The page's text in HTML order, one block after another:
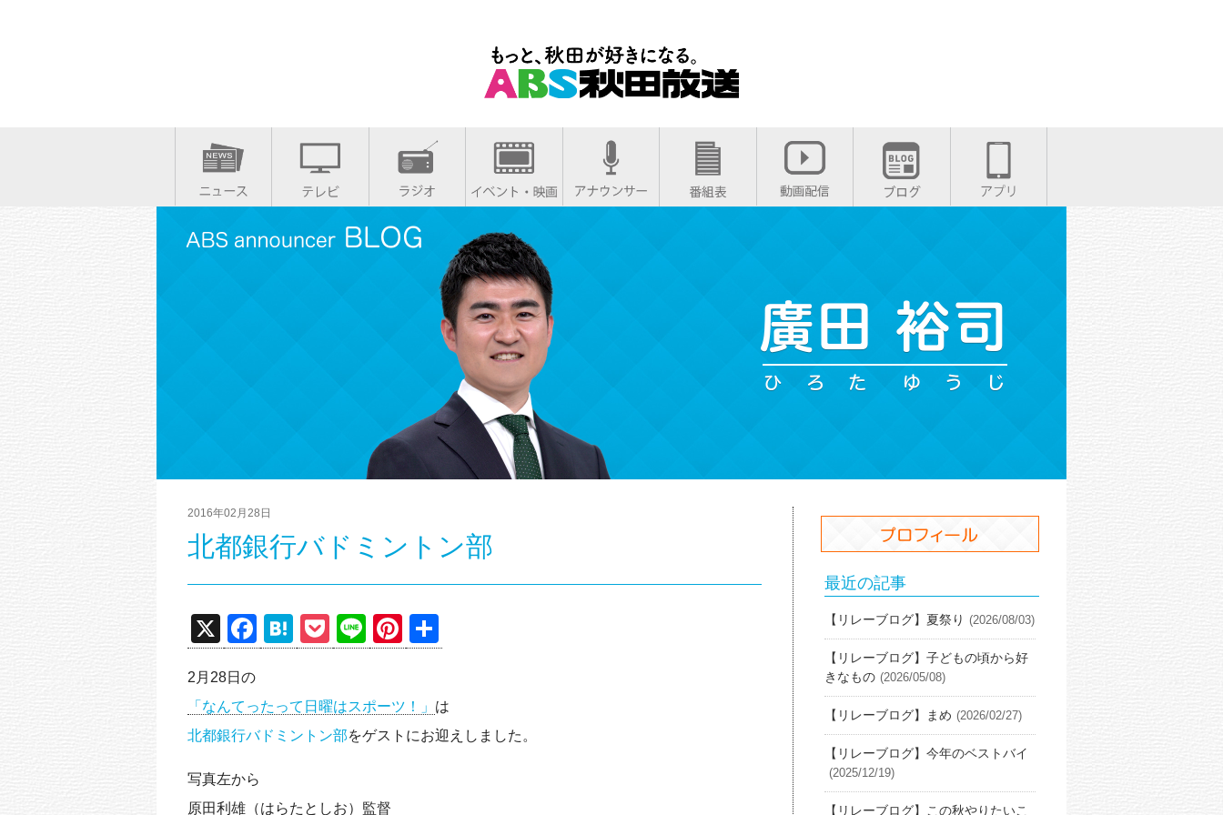
2016年02月28日
北都銀行バドミントン部
X
F
a
e
b
o
o
H
at
n
a
P
o
et
Li
n
Pi
nt
e
st
有
2月28日の
「なんてったって日曜はスポーツ！」 は
北都銀行バドミントン部をゲストにお迎えしました。
写真左から
原田利雄（はらたとしお）監督
最近の記事
【リレーブログ】夏祭り (2026/08/03)
【リレーブログ】子どもの頃から好
きなもの (2026/05/08)
【リレーブログ】まめ (2026/02/27)
【リレーブログ】今年のベストバイ
(2025/12/19)
【リレーブログ】この秋やりたいこ